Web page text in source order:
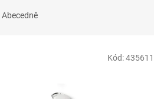
Abecedně
Kód:435611